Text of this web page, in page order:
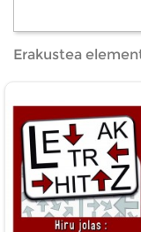
Erakustea